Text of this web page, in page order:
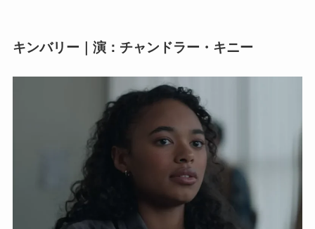
キンバリー｜演：チャンドラー・キニー